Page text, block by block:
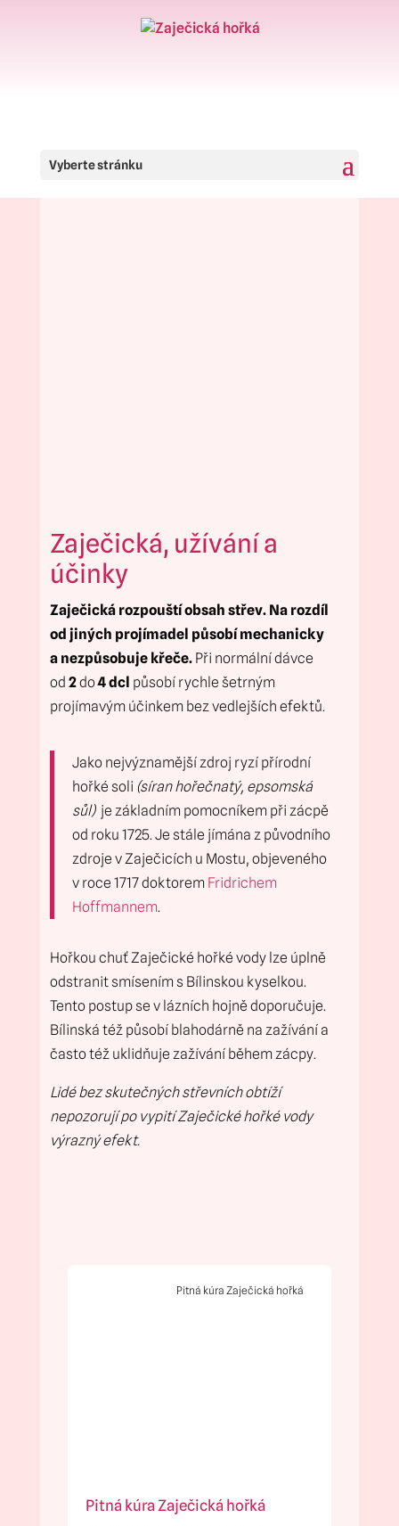
Vyberte stránku
Zaječická, užívání a
účinky
Zaječická rozpouští obsah střev. Na rozdíl
od jiných projímadel působí mechanicky
a nezpůsobuje křeče.Při normální dávce
od 2do4 dcl působí rychle šetrným
projímavým účinkem bez vedlejších efektů.
Jako nejvýznamější zdroj ryzí přírodní
hořké soli (síran hořečnatý, epsomská
sůl) je základním pomocníkem při zácpě
od roku 1725. Je stále jímána z původního
zdroje v Zaječicích u Mostu, objeveného
v roce 1717 doktorem Fridrichem
Hoffmannem.
Hořkou chuť Zaječické hořké vody lze úplně
odstranit smísením s Bílinskou kyselkou.
Tento postup se v lázních hojně doporučuje.
Bílinská též působí blahodárně na zažívání a
často též uklidňuje zažívání během zácpy.
Lidé bez skutečných střevních obtíží
nepozorují po vypití Zaječické hořké vody
výrazný efekt.
Pitná kúra Zaječická hořká
Pitná kúra Zaječická hořká